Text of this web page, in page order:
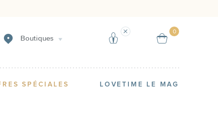
Boutiques
0
SPÉCIALES LOVETIME LE MAG